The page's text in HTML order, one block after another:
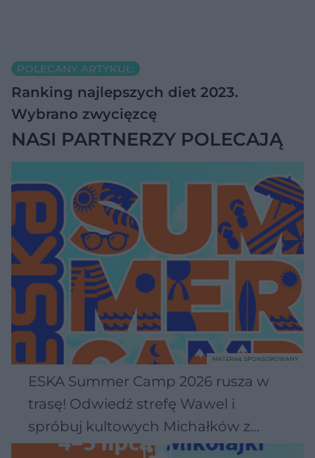
POLECANY ARTYKUŁ:
Ranking najlepszych diet 2023.
Wybrano zwycięzcę
NASI PARTNERZY POLECAJĄ
ESKA Summer Camp 2026 rusza w
trasę! Odwiedź strefę Wawel i
spróbuj kultowych Michałków z
Wawelu
MATERIAŁ SPONSOROWANY